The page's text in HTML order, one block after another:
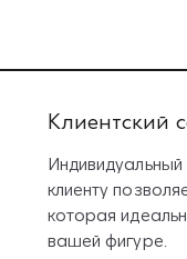
Клиентский
клиенту
которая
вашей фигуре.